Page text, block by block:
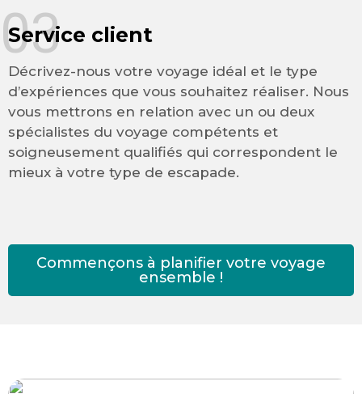
Service client
Décrivez-nous votre voyage idéal et le type
d’expériences que vous souhaitez réaliser. Nous
vous mettrons en relation avec un ou deux
spécialistes du voyage compétents et
soigneusement qualifiés qui correspondent le
mieux à votre type de escapade.
03
Commençons à planifier votre voyage
ensemble !